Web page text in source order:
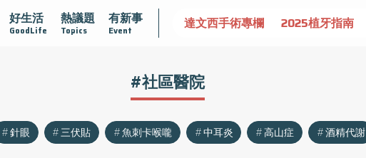
好生活
GoodLife
熱議題
Topics
有新事
Event
認識攝護腺肥大 守護骨骼健康 達文西手術專欄 2025植牙指南
#社區醫院
針眼 三伏貼 魚刺卡喉嚨 中耳炎 高山症 酒精代謝